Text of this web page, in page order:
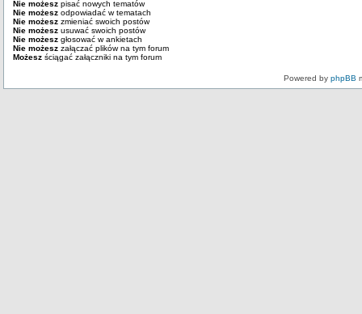
Nie możesz pisać nowych tematów
Nie możesz odpowiadać w tematach
Nie możesz zmieniać swoich postów
Nie możesz usuwać swoich postów
Nie możesz głosować w ankietach
Nie możesz załączać plików na tym forum
Możesz ściągać załączniki na tym forum
Powered by phpBB